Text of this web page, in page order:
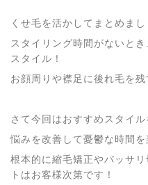
くせ毛を活かしてまとめまし
スタイリング時間がないと
スタイル！
お顔周りや襟足に後れ毛を残
さて今回はおすすめスタイ
悩みを改善して憂鬱な時間を
根本的に縮毛矯正やバッサ
トはお客様次第です！